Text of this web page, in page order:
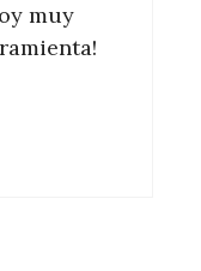
muy